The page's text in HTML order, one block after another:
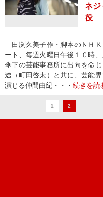
ネジ
役
田渕久美子作・脚本のＮＨ
ート、毎週火曜日午後１０時
傘下の芸能事務所に出向を命
遼（町田啓太）と共に、芸能
演じる仲間由紀・・・ 続きを読
1 2